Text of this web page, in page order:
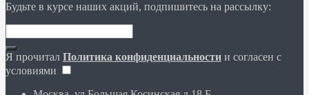
Будьте в курсе наших акций, подпишитесь на рассылку:
Я прочитал Политика конфиденциальности и согласен с
условиями